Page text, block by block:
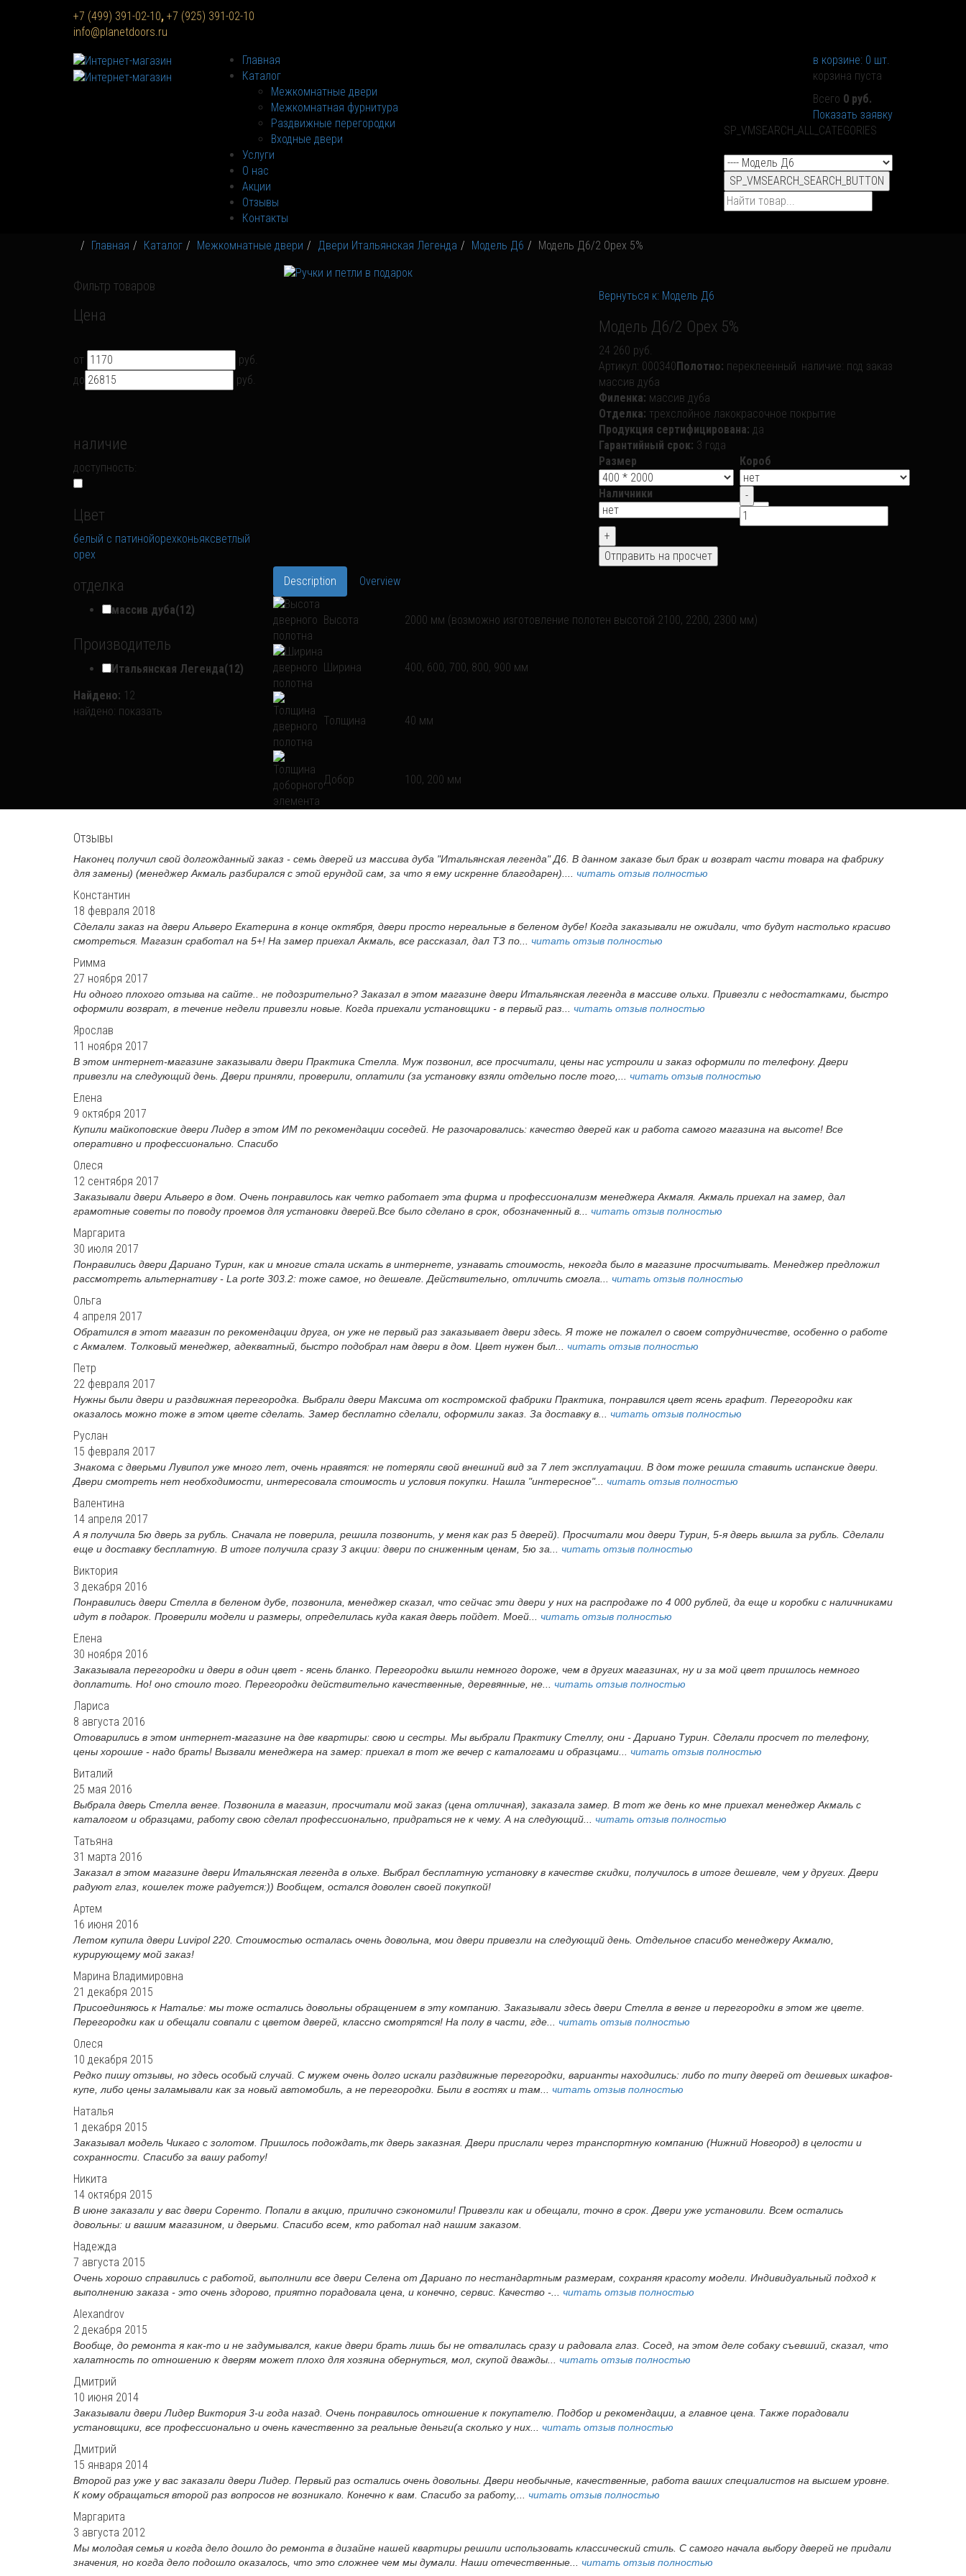
+7 (499) 391-02-10, +7 (925) 391-02-10
info@planetdoors.ru
Главная
Каталог
Межкомнатные двери
Межкомнатная фурнитура
Раздвижные перегородки
Входные двери
Услуги
О нас
Акции
Отзывы
Контакты
в корзине: 0 шт.
корзина пуста
Всего 0 руб.
Показать заявку
SP_VMSEARCH_ALL_CATEGORIES
SP_VMSEARCH_SEARCH_BUTTON
Главная Каталог Межкомнатные двери Двери Итальянская Легенда Модель Д6 Модель Д6/2 Орех 5%
Фильтр товаров
Цена
от
руб.
до
руб.
наличие
доступность:
Цвет
белый с патинойорехконьяксветлый
орех
отделка
массив дуба(12)
Производитель
Итальянская Легенда(12)
Найдено: 12
найдено: показать
Вернуться к: Модель Д6
Модель Д6/2 Орех 5%
24 260 руб.
наличие: под заказ
Артикул: 000340Полотно: переклеенный
массив дуба
Филенка: массив дуба
Отделка: трехслойное лакокрасочное покрытие
Продукция сертифицирована: да
Гарантийный срок: 3 года
Размер
Короб
Наличники
Description Overview
Высота 2000 мм (возможно изготовление полотен высотой 2100, 2200, 2300 мм)
Ширина 400, 600, 700, 800, 900 мм
Толщина 40 мм
Добор 100, 200 мм
Отзывы
Наконец получил свой долгожданный заказ - семь дверей из массива дуба "Итальянская легенда" Д6. В данном заказе был брак и возврат части товара на фабрику
для замены) (менеджер Акмаль разбирался с этой ерундой сам, за что я ему искренне благодарен).... читать отзыв полностью
Константин
18 февраля 2018
Сделали заказ на двери Альверо Екатерина в конце октября, двери просто нереальные в беленом дубе! Когда заказывали не ожидали, что будут настолько красиво
смотреться. Магазин сработал на 5+! На замер приехал Акмаль, все рассказал, дал ТЗ по... читать отзыв полностью
Римма
27 ноября 2017
Ни одного плохого отзыва на сайте.. не подозрительно? Заказал в этом магазине двери Итальянская легенда в массиве ольхи. Привезли с недостатками, быстро
оформили возврат, в течение недели привезли новые. Когда приехали установщики - в первый раз... читать отзыв полностью
Ярослав
11 ноября 2017
В этом интернет-магазине заказывали двери Практика Стелла. Муж позвонил, все просчитали, цены нас устроили и заказ оформили по телефону. Двери
привезли на следующий день. Двери приняли, проверили, оплатили (за установку взяли отдельно после того,... читать отзыв полностью
Елена
9 октября 2017
Купили майкоповские двери Лидер в этом ИМ по рекомендации соседей. Не разочаровались: качество дверей как и работа самого магазина на высоте! Все
оперативно и профессионально. Спасибо
Олеся
12 сентября 2017
Заказывали двери Альверо в дом. Очень понравилось как четко работает эта фирма и профессионализм менеджера Акмаля. Акмаль приехал на замер, дал
грамотные советы по поводу проемов для установки дверей.Все было сделано в срок, обозначенный в... читать отзыв полностью
Маргарита
30 июля 2017
Понравились двери Дариано Турин, как и многие стала искать в интернете, узнавать стоимость, некогда было в магазине просчитывать. Менеджер предложил
рассмотреть альтернативу - La porte 303.2: тоже самое, но дешевле. Действительно, отличить смогла... читать отзыв полностью
Ольга
4 апреля 2017
Обратился в этот магазин по рекомендации друга, он уже не первый раз заказывает двери здесь. Я тоже не пожалел о своем сотрудничестве, особенно о работе
с Акмалем. Толковый менеджер, адекватный, быстро подобрал нам двери в дом. Цвет нужен был... читать отзыв полностью
Петр
22 февраля 2017
Нужны были двери и раздвижная перегородка. Выбрали двери Максима от костромской фабрики Практика, понравился цвет ясень графит. Перегородки как
оказалось можно тоже в этом цвете сделать. Замер бесплатно сделали, оформили заказ. За доставку в... читать отзыв полностью
Руслан
15 февраля 2017
Знакома с дверьми Лувипол уже много лет, очень нравятся: не потеряли свой внешний вид за 7 лет эксплуатации. В дом тоже решила ставить испанские двери.
Двери смотреть нет необходимости, интересовала стоимость и условия покупки. Нашла "интересное"... читать отзыв полностью
Валентина
14 апреля 2017
А я получила 5ю дверь за рубль. Сначала не поверила, решила позвонить, у меня как раз 5 дверей). Просчитали мои двери Турин, 5-я дверь вышла за рубль. Сделали
еще и доставку бесплатную. В итоге получила сразу 3 акции: двери по сниженным ценам, 5ю за... читать отзыв полностью
Виктория
3 декабря 2016
Понравились двери Стелла в беленом дубе, позвонила, менеджер сказал, что сейчас эти двери у них на распродаже по 4 000 рублей, да еще и коробки с наличниками
идут в подарок. Проверили модели и размеры, определилась куда какая дверь пойдет. Моей... читать отзыв полностью
Елена
30 ноября 2016
Заказывала перегородки и двери в один цвет - ясень бланко. Перегородки вышли немного дороже, чем в других магазинах, ну и за мой цвет пришлось немного
доплатить. Но! оно стоило того. Перегородки действительно качественные, деревянные, не... читать отзыв полностью
Лариса
8 августа 2016
Отоварились в этом интернет-магазине на две квартиры: свою и сестры. Мы выбрали Практику Стеллу, они - Дариано Турин. Сделали просчет по телефону,
цены хорошие - надо брать! Вызвали менеджера на замер: приехал в тот же вечер с каталогами и образцами... читать отзыв полностью
Виталий
25 мая 2016
Выбрала дверь Стелла венге. Позвонила в магазин, просчитали мой заказ (цена отличная), заказала замер. В тот же день ко мне приехал менеджер Акмаль с
каталогом и образцами, работу свою сделал профессионально, придраться не к чему. А на следующий... читать отзыв полностью
Татьяна
31 марта 2016
Заказал в этом магазине двери Итальянская легенда в ольхе. Выбрал бесплатную установку в качестве скидки, получилось в итоге дешевле, чем у других. Двери
радуют глаз, кошелек тоже радуется:)) Вообщем, остался доволен своей покупкой!
Артем
16 июня 2016
Летом купила двери Luvipol 220. Стоимостью осталась очень довольна, мои двери привезли на следующий день. Отдельное спасибо менеджеру Акмалю,
курирующему мой заказ!
Марина Владимировна
21 декабря 2015
Присоединяюсь к Наталье: мы тоже остались довольны обращением в эту компанию. Заказывали здесь двери Стелла в венге и перегородки в этом же цвете.
Перегородки как и обещали совпали с цветом дверей, классно смотрятся! На полу в части, где... читать отзыв полностью
Олеся
10 декабря 2015
Редко пишу отзывы, но здесь особый случай. С мужем очень долго искали раздвижные перегородки, варианты находились: либо по типу дверей от дешевых шкафов-
купе, либо цены заламывали как за новый автомобиль, а не перегородки. Были в гостях и там... читать отзыв полностью
Наталья
1 декабря 2015
Заказывал модель Чикаго с золотом. Пришлось подождать,тк дверь заказная. Двери прислали через транспортную компанию (Нижний Новгород) в целости и
сохранности. Спасибо за вашу работу!
Никита
14 октября 2015
В июне заказали у вас двери Соренто. Попали в акцию, прилично сэкономили! Привезли как и обещали, точно в срок. Двери уже установили. Всем остались
довольны: и вашим магазином, и дверьми. Спасибо всем, кто работал над нашим заказом.
Надежда
7 августа 2015
Очень хорошо справились с работой, выполнили все двери Селена от Дариано по нестандартным размерам, сохраняя красоту модели. Индивидуальный подход к
выполнению заказа - это очень здорово, приятно порадовала цена, и конечно, сервис. Качество -... читать отзыв полностью
Alexandrov
2 декабря 2015
Вообще, до ремонта я как-то и не задумывался, какие двери брать лишь бы не отвалилась сразу и радовала глаз. Сосед, на этом деле собаку съевший, сказал, что
халатность по отношению к дверям может плохо для хозяина обернуться, мол, скупой дважды... читать отзыв полностью
Дмитрий
10 июня 2014
Заказывали двери Лидер Виктория 3-и года назад. Очень понравилось отношение к покупателю. Подбор и рекомендации, а главное цена. Также порадовали
установщики, все профессионально и очень качественно за реальные деньги(а сколько у них... читать отзыв полностью
Дмитрий
15 января 2014
Второй раз уже у вас заказали двери Лидер. Первый раз остались очень довольны. Двери необычные, качественные, работа ваших специалистов на высшем уровне.
К кому обращаться второй раз вопросов не возникало. Конечно к вам. Спасибо за работу,... читать отзыв полностью
Маргарита
3 августа 2012
Мы молодая семья и когда дело дошло до ремонта в дизайне нашей квартиры решили использовать классический стиль. С самого начала выбору дверей не придали
значения, но когда дело подошло оказалось, что это сложнее чем мы думали. Наши отечественные... читать отзыв полностью